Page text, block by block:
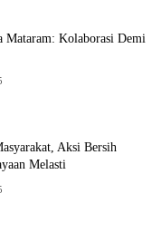
Mataram: Kolaborasi Demi
Aksi Bersih
Melasti